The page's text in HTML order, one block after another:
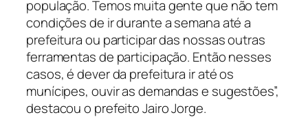
população. Temos muita gente que não tem
condições de ir durante a semana até a
prefeitura ou participar das nossas outras
ferramentas de participação. Então nesses
casos, é dever da prefeitura ir até os
munícipes, ouvir as demandas e sugestões”,
destacou o prefeito Jairo Jorge.